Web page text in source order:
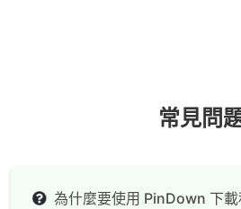
常見問
為什麼要使用 PinDown 下